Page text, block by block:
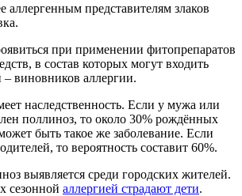
аллергенным представителям злаков
при применении фитопрепаратов
в состав которых могут входить
– виновников аллергии.
наследственность. Если у мужа или
поллиноз, то около 30% рождённых
быть такое же заболевание. Если
то вероятность составит 60%.
выявляется среди городских жителей.
сезонной аллергией страдают дети.